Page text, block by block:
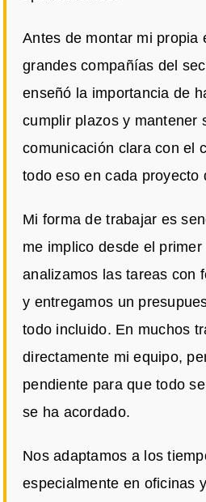
Antes de montar mi propia
grandes compañías del
enseñó la importancia de
cumplir plazos y mantener
comunicación clara con el
todo eso en cada proyecto
Mi forma de trabajar es
me implico desde el primer
analizamos las tareas con
y entregamos un
todo incluido. En muchos
directamente mi equipo,
pendiente para que todo
se ha acordado.
Nos adaptamos a los
especialmente en oficinas